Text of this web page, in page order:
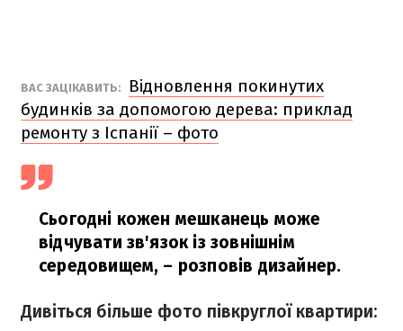
ВАС ЗАЦІКАВИТЬ:
Відновлення покинутих
будинків за допомогою дерева: приклад
ремонту з Іспанії – фото
Сьогодні кожен мешканець може
відчувати зв'язок із зовнішнім
середовищем, – розповів дизайнер.
Дивіться більше фото півкруглої квартири: